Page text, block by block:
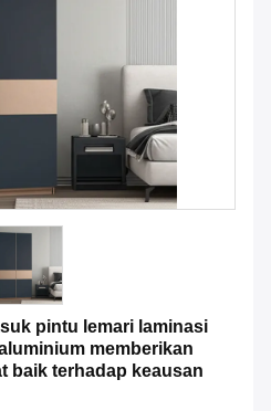
pintu lemari laminasi
memberikan
baik terhadap keausan